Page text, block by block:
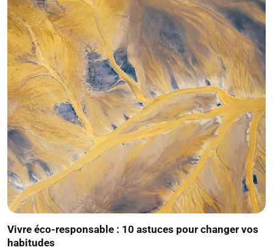
Vivre éco-responsable : 10 astuces pour changer vos
habitudes